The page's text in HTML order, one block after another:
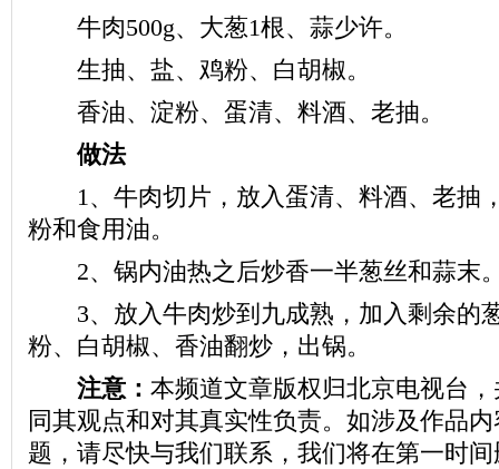
牛肉500g、大葱1根、蒜少许。
生抽、盐、鸡粉、白胡椒。
香油、淀粉、蛋清、料酒、老抽。
做法
1、牛肉切片，放入蛋清、料酒、老抽
粉和食用油。
2、锅内油热之后炒香一半葱丝和蒜末
3、放入牛肉炒到九成熟，加入剩余的
粉、白胡椒、香油翻炒，出锅。
注意： 本频道文章版权归北京电视台
同其观点和对其真实性负责。如涉及作品
题，请尽快与我们联系，我们将在第一时